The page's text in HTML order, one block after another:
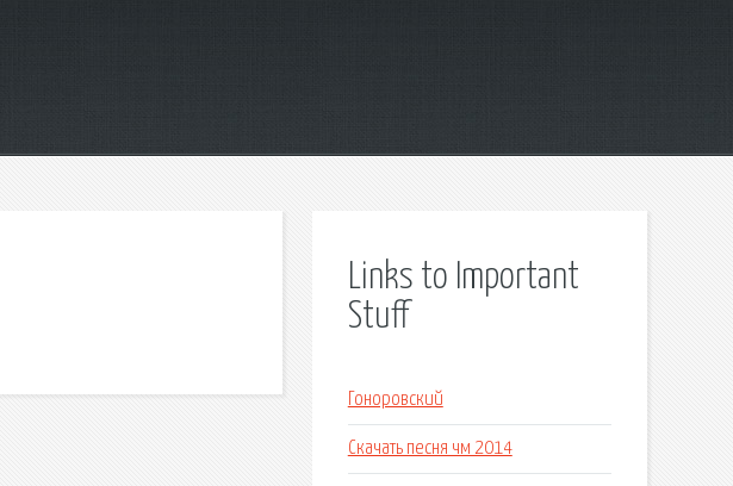
Links to Important
Stuff
Гоноровский
Скачать песня чм 2014